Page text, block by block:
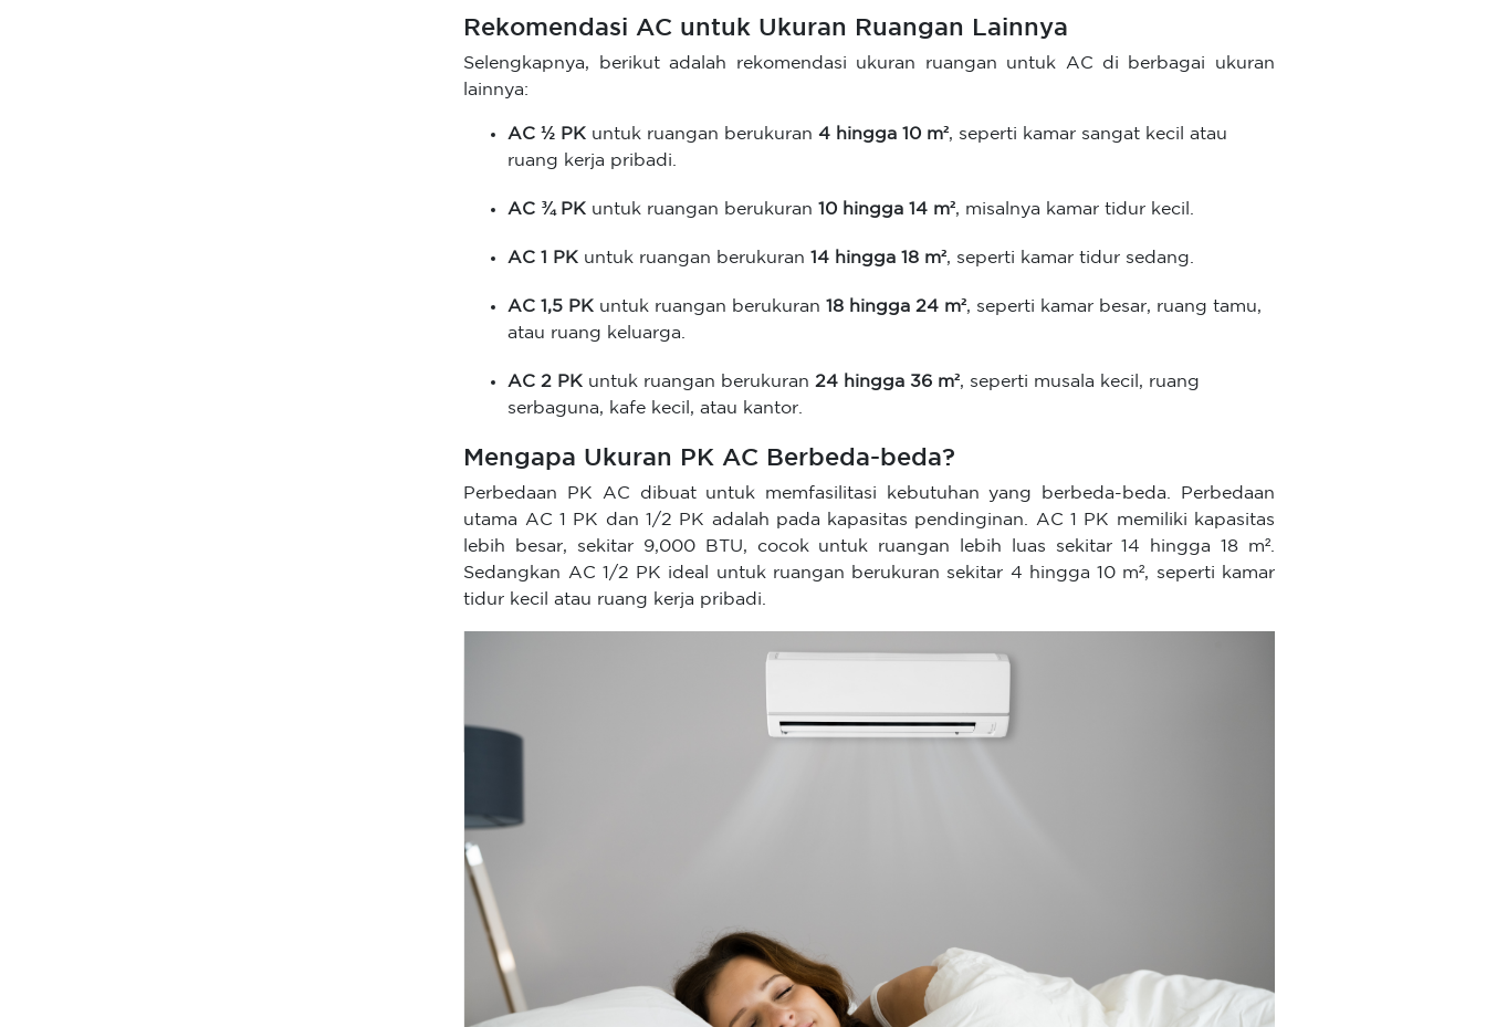
Rekomendasi AC untuk Ukuran Ruangan Lainnya
Selengkapnya, berikut adalah rekomendasi ukuran ruangan untuk AC di berbagai ukuran
lainnya:
AC ½ PK untuk ruangan berukuran4 hingga 10 m², seperti kamar sangat kecil atau
ruang kerja pribadi.
AC ¾ PK untuk ruangan berukuran10 hingga 14 m², misalnya kamar tidur kecil.
AC 1 PK untuk ruangan berukuran14 hingga 18 m², seperti kamar tidur sedang.
AC 1,5 PK untuk ruangan berukuran18 hingga 24 m², seperti kamar besar, ruang tamu,
atau ruang keluarga.
AC 2 PK untuk ruangan berukuran24 hingga 36 m², seperti musala kecil, ruang
serbaguna, kafe kecil, atau kantor.
Mengapa Ukuran PK AC Berbeda-beda?
Perbedaan PK AC dibuat untuk memfasilitasi kebutuhan yang berbeda-beda. Perbedaan
utama AC 1 PK dan 1/2 PK adalah pada kapasitas pendinginan. AC 1 PK memiliki kapasitas
lebih besar, sekitar 9,000 BTU, cocok untuk ruangan lebih luas sekitar 14 hingga 18 m².
Sedangkan AC 1/2 PK ideal untuk ruangan berukuran sekitar 4 hingga 10 m², seperti kamar
tidur kecil atau ruang kerja pribadi.